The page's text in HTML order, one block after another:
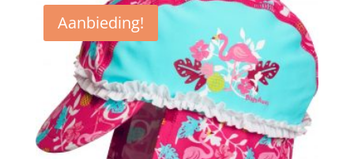
€14,95.€11,95.
Aanbieding!